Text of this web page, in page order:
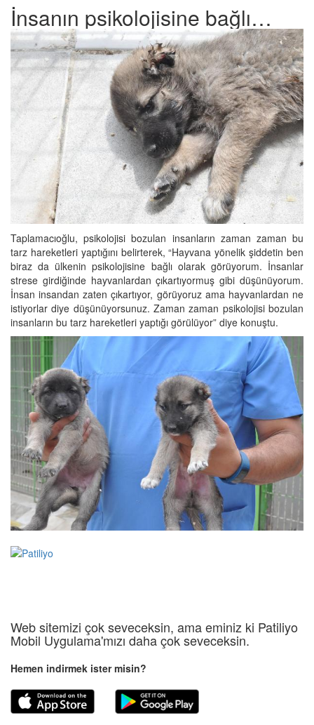
İnsanın psikolojisine bağlı…
Taplamacıoğlu, psikolojisi bozulan insanların zaman zaman bu
tarz hareketleri yaptığını belirterek, “Hayvana yönelik şiddetin ben
biraz da ülkenin psikolojisine bağlı olarak görüyorum. İnsanlar
strese girdiğinde hayvanlardan çıkartıyormuş gibi düşünüyorum.
İnsan insandan zaten çıkartıyor, görüyoruz ama hayvanlardan ne
istiyorlar diye düşünüyorsunuz. Zaman zaman psikolojisi bozulan
insanların bu tarz hareketleri yaptığı görülüyor” diye konuştu.
Web sitemizi çok seveceksin, ama eminiz ki Patiliyo
Mobil Uygulama'mızı daha çok seveceksin.
Hemen indirmek ister misin?